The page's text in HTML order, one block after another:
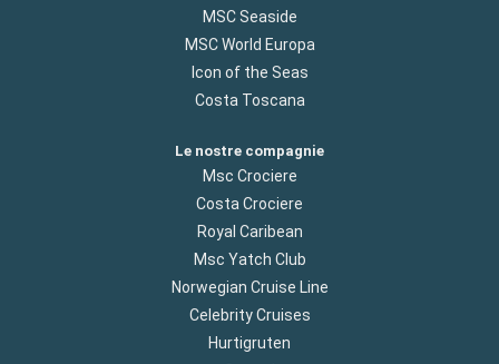
MSC Seaside
MSC World Europa
Icon of the Seas
Costa Toscana
Le nostre compagnie
Msc Crociere
Costa Crociere
Royal Caribean
Msc Yatch Club
Norwegian Cruise Line
Celebrity Cruises
Hurtigruten